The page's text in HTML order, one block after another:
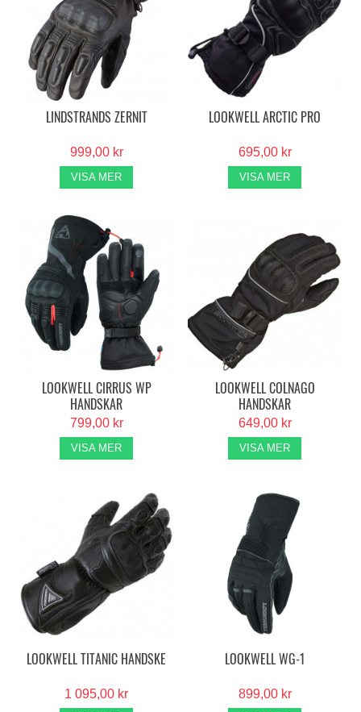
LINDSTRANDS ZERNIT
999,00 kr
VISA MER
LOOKWELL ARCTIC PRO
695,00 kr
VISA MER
LOOKWELL CIRRUS WP
HANDSKAR
799,00 kr
VISA MER
LOOKWELL COLNAGO
HANDSKAR
649,00 kr
VISA MER
LOOKWELL TITANIC HANDSKE
1 095,00 kr
LOOKWELL WG-1
899,00 kr